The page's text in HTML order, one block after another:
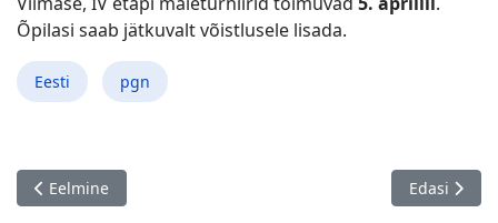
Õpilasi saab jätkuvalt võistlusele lisada.
Eesti pgn
Eelmine artikkel: Svetlana Pritulina 50!
Eelmine Järgmine
Edasi